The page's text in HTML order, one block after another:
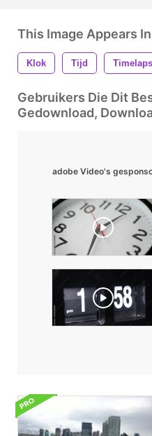
This Image Appears
Klok Tijd
Gebruikers Die Dit
Gedownload,
adobe Video's